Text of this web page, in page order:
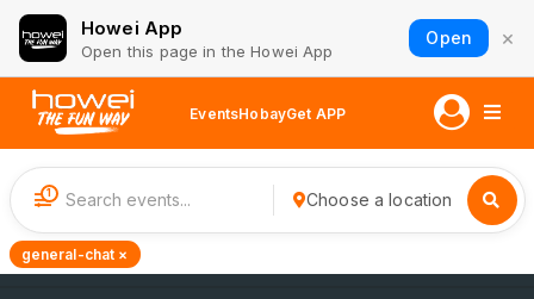
Howei App
Open this page in the Howei App
Open ×
EventsHobayGet APP
1 Choose a location
general-chat ×